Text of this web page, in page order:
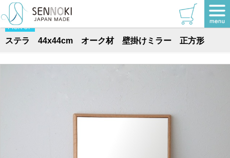
TOP >
PICK UP
ステラ 44x44cm オーク材 壁掛けミラー 正方形